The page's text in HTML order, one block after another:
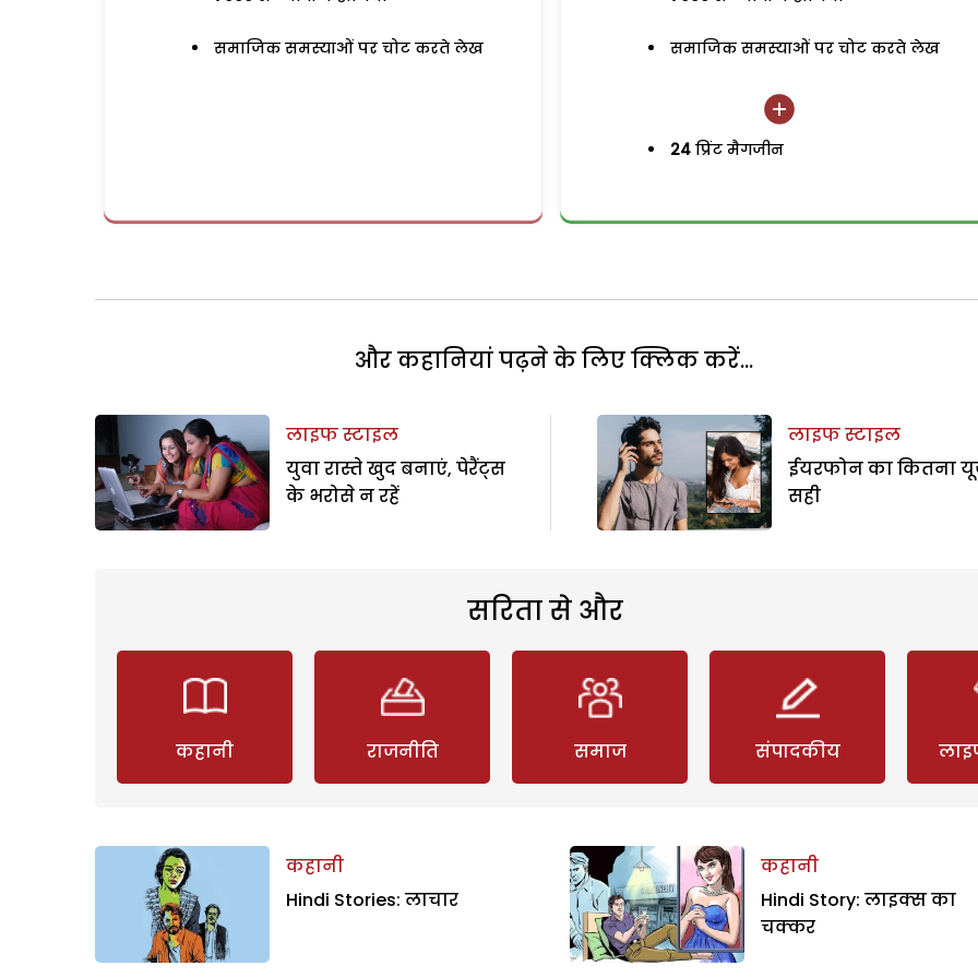
समाजिक समस्याओं पर चोट करते लेख समाजिक समस्याओं पर चोट करते लेख
24 प्रिंट मैगजीन
और कहानियां पढ़ने के लिए क्लिक करें...
लाइफ स्टाइल
युवा रास्ते खुद बनाएं, पेरैंट्स
के भरोसे न रहें
लाइफ स्टाइल
ईयरफोन का कितना
सही
सरिता से और
कहानी राजनीति समाज संपादकीय
कहानी
Hindi Stories: लाचार
कहानी
Hindi Story: लाइक्स का
चक्कर